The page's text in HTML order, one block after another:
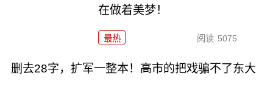
在做着美梦！
最热 阅读 5075
删去28字，扩军一整本！高市的把戏骗不了东大